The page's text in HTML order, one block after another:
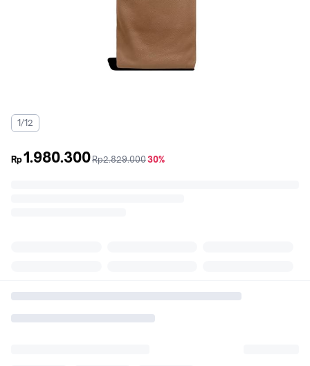
1/12
Rp1.980.300sebelum
Rp2.829.000diskon
30%